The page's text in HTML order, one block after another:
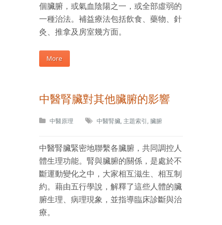
個臟腑，或氣血陰陽之一，或全部虛弱的
一種治法。補益療法包括飲食、藥物、針
灸、推拿及房室幾方面。
More
中醫腎臟對其他臟腑的影響
中醫原理 中醫腎臟, 主題索引, 臟腑
中醫腎臟緊密地聯繫各臟腑，共同調控人
體生理功能。腎與臟腑的關係，是處於不
斷運動變化之中，大家相互滋生、相互制
約。藉由五行學說，解釋了這些人體的臟
腑生理、病理現象，並指導臨床診斷與治
療。